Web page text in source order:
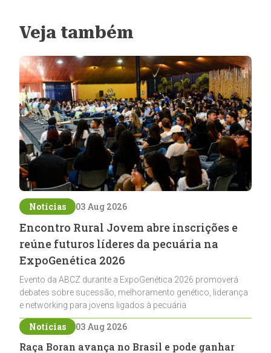
Veja também
Notícias 03 Aug 2026
Encontro Rural Jovem abre inscrições e
reúne futuros líderes da pecuária na
ExpoGenética 2026
Evento da ABCZ durante a ExpoGenética 2026 promoverá
debates sobre sucessão, melhoramento genético, liderança
e networking para jovens ligados à pecuária
Notícias 03 Aug 2026
Raça Boran avança no Brasil e pode ganhar